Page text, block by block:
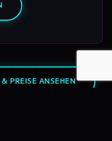
PREISE ANSEHEN